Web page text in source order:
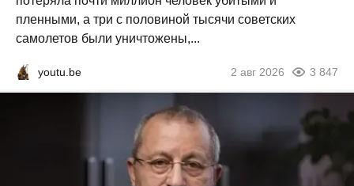
пленными, а три с половиной тысячи советских
самолетов были уничтожены,...
youtu.be 2 авг 2026 3 847